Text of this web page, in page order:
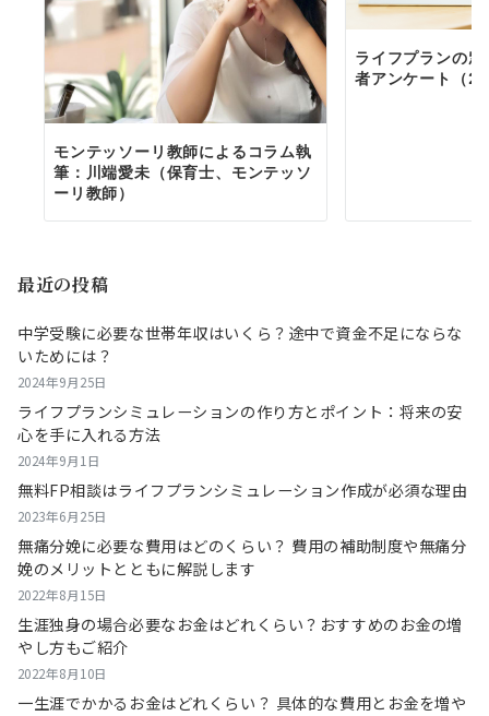
モンテッソーリ教師によるコラム執
筆：川端愛未（保育士、モンテッソ
ーリ教師）
ライフプランの
者アンケート（
最近の投稿
中学受験に必要な世帯年収はいくら？途中で資金不足にならな
いためには？
2024年9月25日
ライフプランシミュレーションの作り方とポイント：将来の安
心を手に入れる方法
2024年9月1日
無料FP相談はライフプランシミュレーション作成が必須な理由
2023年6月25日
無痛分娩に必要な費用はどのくらい？ 費用の補助制度や無痛分
娩のメリットとともに解説します
2022年8月15日
生涯独身の場合必要なお金はどれくらい？おすすめのお金の増
やし方もご紹介
2022年8月10日
一生涯でかかるお金はどれくらい？ 具体的な費用とお金を増や